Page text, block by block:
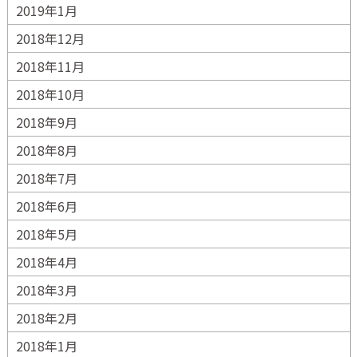
2019年1月
2018年12月
2018年11月
2018年10月
2018年9月
2018年8月
2018年7月
2018年6月
2018年5月
2018年4月
2018年3月
2018年2月
2018年1月